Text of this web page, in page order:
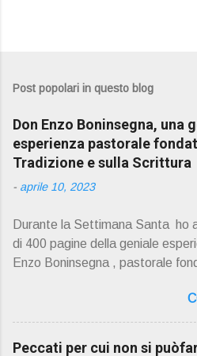
Post popolari in questo blog
Don Enzo Boninsegna, una
esperienza pastorale
Tradizione e sulla Scrittura
- aprile 10, 2023
Durante la Settimana Santa ho
di 400 pagine della geniale
Enzo Boninsegna , pastorale
Dio giunta in continuit à
degli Apostoli e dei loro
orrei contribuire ad una lettura
Peccati per cui non si